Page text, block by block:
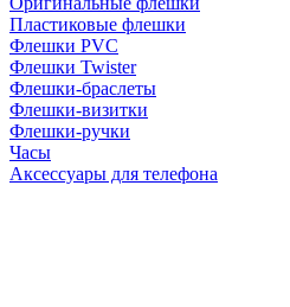
Пластиковые флешки
Флешки PVC
Флешки Twister
Флешки-браслеты
Флешки-визитки
Флешки-ручки
Часы
Аксессуары для телефона